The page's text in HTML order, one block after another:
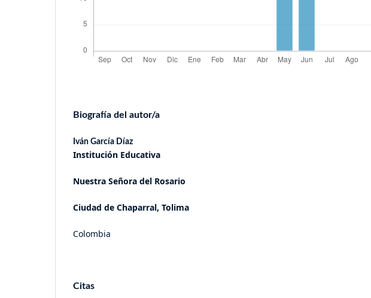
Biografía del autor/a
Iván García Díaz
Institución Educativa
Nuestra Señora del Rosario
Ciudad de Chaparral, Tolima
Colombia
Citas